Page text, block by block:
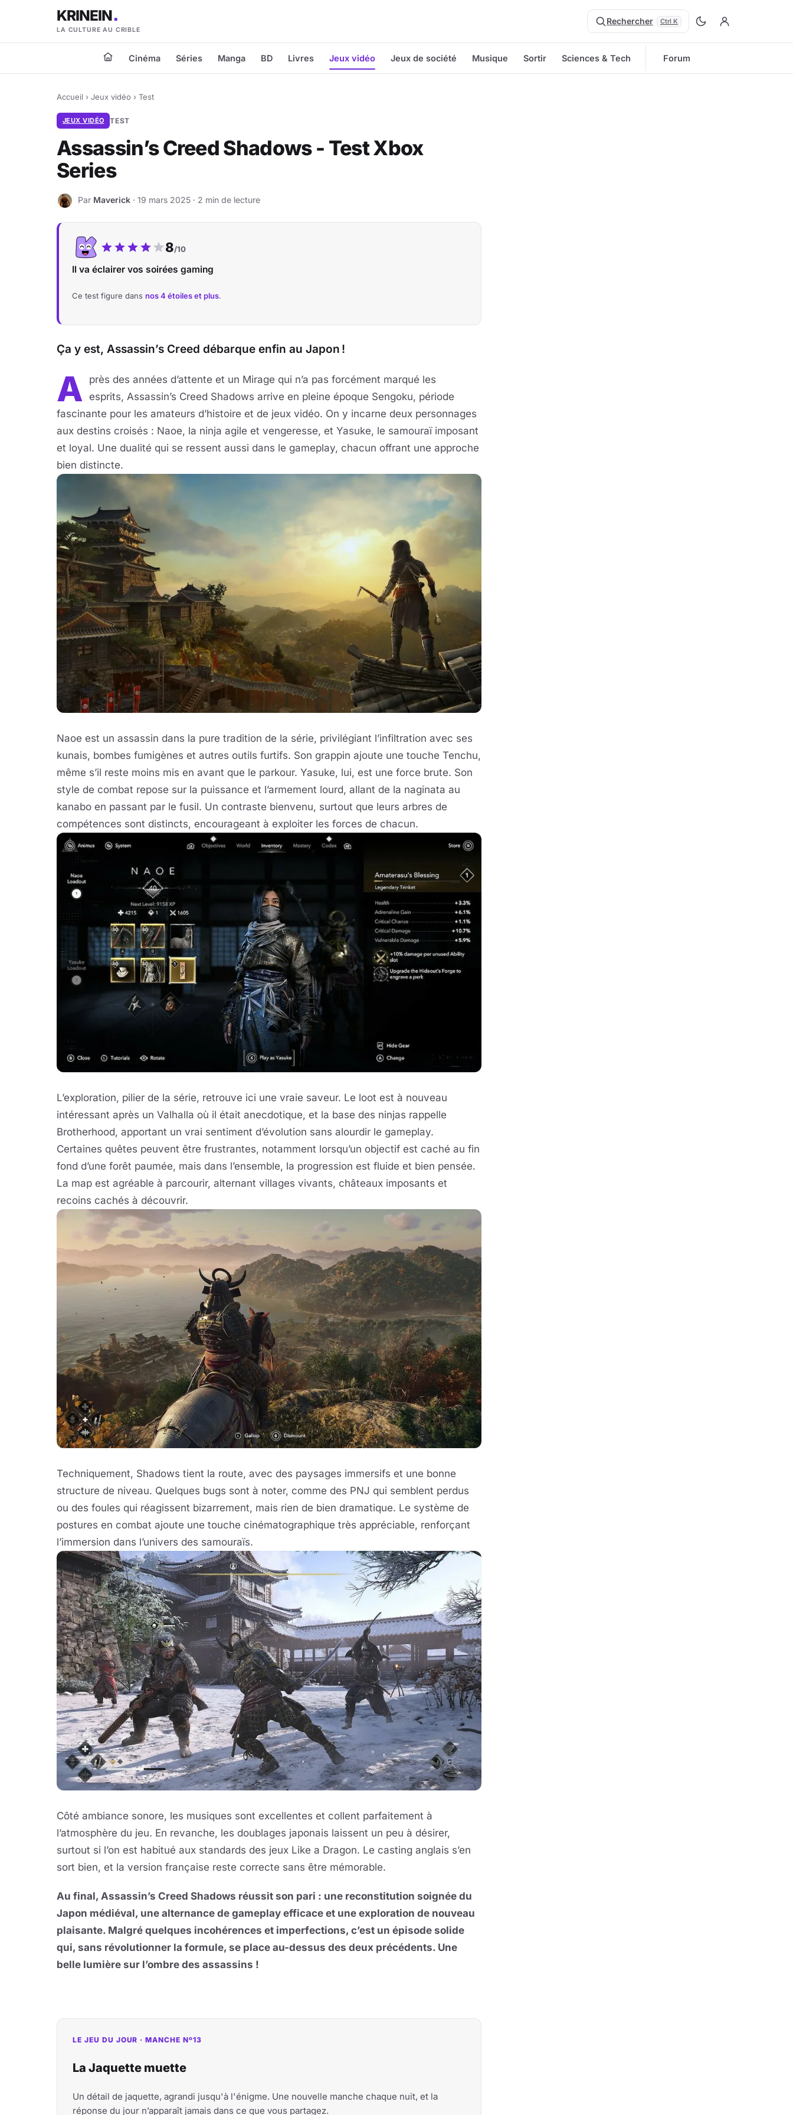
KRINEIN
LA CULTURE AU CRIBLE
Rechercher Ctrl K
Cinéma Séries Manga BD Livres Jeux vidéo Jeux de société Musique Sortir Sciences & Tech Forum
Accueil › Jeux vidéo › Test
JEUX VIDÉO TEST
Assassin’s Creed Shadows - Test Xbox
Series
M Par Maverick · 19 mars 2025 · 2 min de lecture
Notre note :
8/10
Il va éclairer vos soirées gaming
Ce test figure dans nos 4 étoiles et plus.
Ça y est, Assassin’s Creed débarque enfin au Japon !
A près des années d’attente et un Mirage qui n’a pas forcément marqué les
esprits, Assassin’s Creed Shadows arrive en pleine époque Sengoku, période
fascinante pour les amateurs d’histoire et de jeux vidéo. On y incarne deux personnages
aux destins croisés : Naoe, la ninja agile et vengeresse, et Yasuke, le samouraï imposant
et loyal. Une dualité qui se ressent aussi dans le gameplay, chacun offrant une approche
bien distincte.
Naoe est un assassin dans la pure tradition de la série, privilégiant l’infiltration avec ses
kunais, bombes fumigènes et autres outils furtifs. Son grappin ajoute une touche Tenchu,
même s’il reste moins mis en avant que le parkour. Yasuke, lui, est une force brute. Son
style de combat repose sur la puissance et l’armement lourd, allant de la naginata au
kanabo en passant par le fusil. Un contraste bienvenu, surtout que leurs arbres de
compétences sont distincts, encourageant à exploiter les forces de chacun.
L’exploration, pilier de la série, retrouve ici une vraie saveur. Le loot est à nouveau
intéressant après un Valhalla où il était anecdotique, et la base des ninjas rappelle
Brotherhood, apportant un vrai sentiment d’évolution sans alourdir le gameplay.
Certaines quêtes peuvent être frustrantes, notamment lorsqu’un objectif est caché au fin
fond d’une forêt paumée, mais dans l’ensemble, la progression est fluide et bien pensée.
La map est agréable à parcourir, alternant villages vivants, châteaux imposants et
recoins cachés à découvrir.
Techniquement, Shadows tient la route, avec des paysages immersifs et une bonne
structure de niveau. Quelques bugs sont à noter, comme des PNJ qui semblent perdus
ou des foules qui réagissent bizarrement, mais rien de bien dramatique. Le système de
postures en combat ajoute une touche cinématographique très appréciable, renforçant
l’immersion dans l’univers des samouraïs.
Côté ambiance sonore, les musiques sont excellentes et collent parfaitement à
l’atmosphère du jeu. En revanche, les doublages japonais laissent un peu à désirer,
surtout si l’on est habitué aux standards des jeux Like a Dragon. Le casting anglais s’en
sort bien, et la version française reste correcte sans être mémorable.
Au final, Assassin’s Creed Shadows réussit son pari : une reconstitution soignée du
Japon médiéval, une alternance de gameplay efficace et une exploration de nouveau
plaisante. Malgré quelques incohérences et imperfections, c’est un épisode solide
qui, sans révolutionner la formule, se place au-dessus des deux précédents. Une
belle lumière sur l’ombre des assassins !
LE JEU DU JOUR · MANCHE Nº13
La Jaquette muette
Un détail de jaquette, agrandi jusqu'à l'énigme. Une nouvelle manche chaque nuit, et la
réponse du jour n’apparaît jamais dans ce que vous partagez.